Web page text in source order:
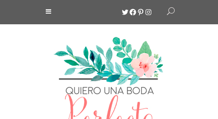
Twitter
Facebook
Pinterest
Instagram